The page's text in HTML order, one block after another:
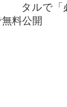
タルで「
料公開